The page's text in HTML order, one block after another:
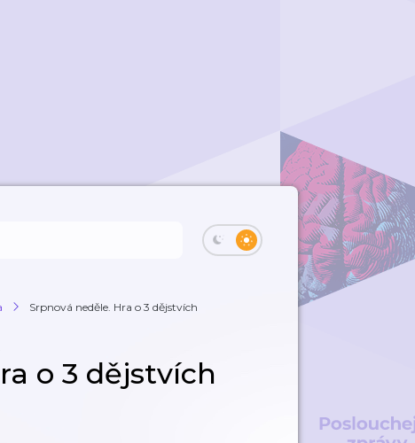
Srpnová neděle. Hra o 3 dějstvích
o 3 dějstvích